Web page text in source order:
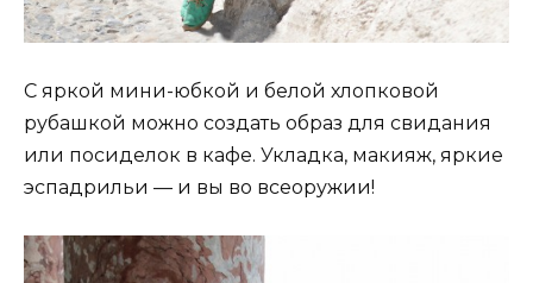
С яркой мини-юбкой и белой хлопковой
рубашкой можно создать образ для свидания
или посиделок в кафе. Укладка, макияж, яркие
эспадрильи — и вы во всеоружии!